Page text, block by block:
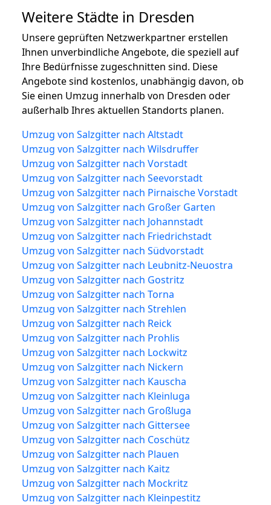
Weitere Städte in Dresden
Unsere geprüften Netzwerkpartner erstellen
Ihnen unverbindliche Angebote, die speziell auf
Ihre Bedürfnisse zugeschnitten sind. Diese
Angebote sind kostenlos, unabhängig davon, ob
Sie einen Umzug innerhalb von Dresden oder
außerhalb Ihres aktuellen Standorts planen.
Umzug von Salzgitter nach Altstadt
Umzug von Salzgitter nach Wilsdruffer
Umzug von Salzgitter nach Vorstadt
Umzug von Salzgitter nach Seevorstadt
Umzug von Salzgitter nach Pirnaische Vorstadt
Umzug von Salzgitter nach Großer Garten
Umzug von Salzgitter nach Johannstadt
Umzug von Salzgitter nach Friedrichstadt
Umzug von Salzgitter nach Südvorstadt
Umzug von Salzgitter nach Leubnitz-Neuostra
Umzug von Salzgitter nach Gostritz
Umzug von Salzgitter nach Torna
Umzug von Salzgitter nach Strehlen
Umzug von Salzgitter nach Reick
Umzug von Salzgitter nach Prohlis
Umzug von Salzgitter nach Lockwitz
Umzug von Salzgitter nach Nickern
Umzug von Salzgitter nach Kauscha
Umzug von Salzgitter nach Kleinluga
Umzug von Salzgitter nach Großluga
Umzug von Salzgitter nach Gittersee
Umzug von Salzgitter nach Coschütz
Umzug von Salzgitter nach Plauen
Umzug von Salzgitter nach Kaitz
Umzug von Salzgitter nach Mockritz
Umzug von Salzgitter nach Kleinpestitz